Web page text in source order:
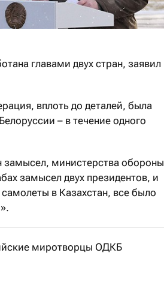
главами двух стран, заявил
вплоть до деталей, была
– в течение одного
замысел, министерства обороны
замысел двух президентов, и
в Казахстан, все было
миротворцы ОДКБ
19 самолетов